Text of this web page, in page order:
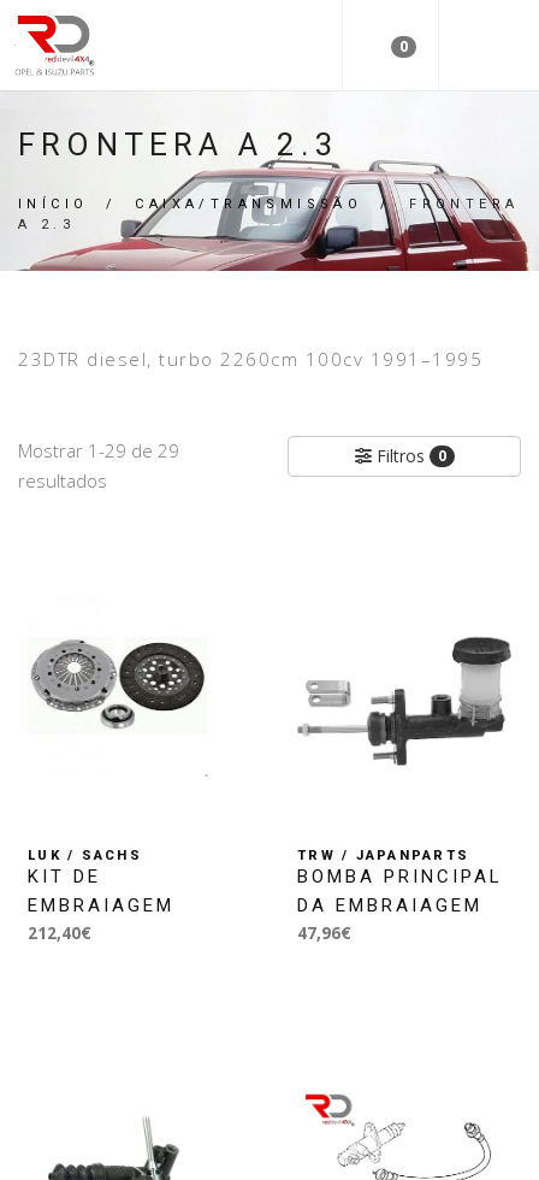
0
FRONTERA A 2.3
INÍCIO / CAIXA/TRANSMISSÃO / FRONTERA
A 2.3
23DTR diesel, turbo 2260cm 100cv 1991–1995
Mostrar 1-29 de 29
resultados
Filtros 0
LUK / SACHS
KIT DE
EMBRAIAGEM
212,40€
TRW / JAPANPARTS
BOMBA PRINCIPAL
DA EMBRAIAGEM
47,96€